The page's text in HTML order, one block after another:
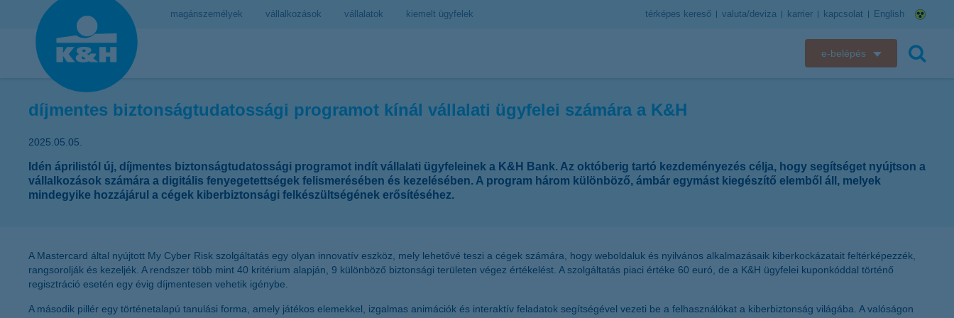
magánszemélyek vállalkozások vállalatok kiemelt ügyfelek térképes kereső valuta/deviza karrier kapcsolat English
e-belépés
K&H SZÉP Kártya
díjmentes biztonságtudatossági programot kínál vállalati ügyfelei számára a K&H
2025.05.05.
Idén áprilistól új, díjmentes biztonságtudatossági programot indít vállalati ügyfeleinek a K&H Bank. Az októberig tartó kezdeményezés célja, hogy segítséget nyújtson a
vállalkozások számára a digitális fenyegetettségek felismerésében és kezelésében. A program három különböző, ámbár egymást kiegészítő elemből áll, melyek
mindegyike hozzájárul a cégek kiberbiztonsági felkészültségének erősítéséhez.
A Mastercard által nyújtott My Cyber Risk szolgáltatás egy olyan innovatív eszköz, mely lehetővé teszi a cégek számára, hogy weboldaluk és nyilvános alkalmazásaik kiberkockázatait feltérképezzék,
rangsorolják és kezeljék. A rendszer több mint 40 kritérium alapján, 9 különböző biztonsági területen végez értékelést. A szolgáltatás piaci értéke 60 euró, de a K&H ügyfelei kuponkóddal történő
regisztráció esetén egy évig díjmentesen vehetik igénybe.
A második pillér egy történetalapú tanulási forma, amely játékos elemekkel, izgalmas animációk és interaktív feladatok segítségével vezeti be a felhasználókat a kiberbiztonság világába. A valóságon